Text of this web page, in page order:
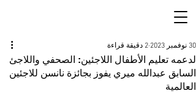
لدعمه تعليم الأطفال اللاجئين: الصحفي واللاجئ
السابق عبدالله ميري يفوز بجائزة نانسن للاجئين
العالمية
30 نوفمبر 2023 2 دقيقة قراءة